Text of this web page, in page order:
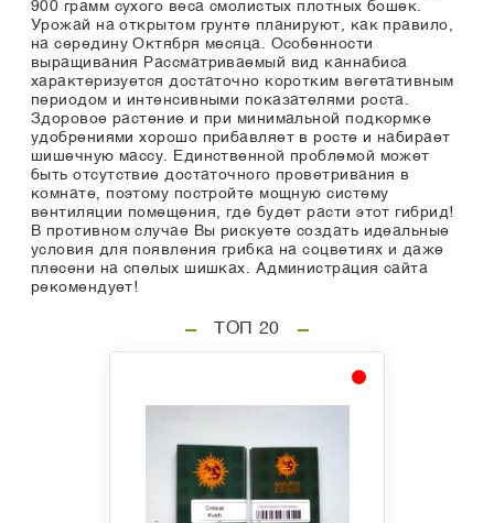
900 грамм сухого веса смолистых плотных бошек.
Урожай на открытом грунте планируют, как правило,
на середину Октября месяца. Особенности
выращивания Рассматриваемый вид каннабиса
характеризуется достаточно коротким вегетативным
периодом и интенсивными показателями роста.
Здоровое растение и при минимальной подкормке
удобрениями хорошо прибавляет в росте и набирает
шишечную массу. Единственной проблемой может
быть отсутствие достаточного проветривания в
комнате, поэтому постройте мощную систему
вентиляции помещения, где будет расти этот гибрид!
В противном случае Вы рискуете создать идеальные
условия для появления грибка на соцветиях и даже
плесени на спелых шишках. Администрация сайта
рекомендует!
ТОП 20